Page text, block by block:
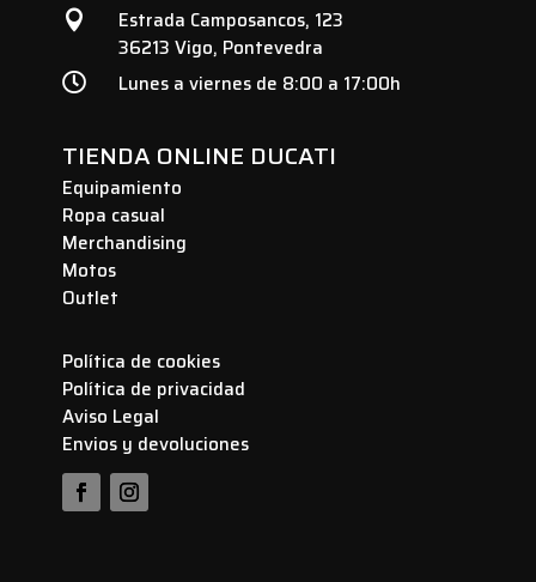

Estrada Camposancos, 123
36213 Vigo, Pontevedra
 Lunes a viernes de 8:00 a 17:00h
TIENDA ONLINE DUCATI
Equipamiento
Ropa casual
Merchandising
Motos
Outlet
Política de cookies
Política de privacidad
Aviso Legal
Envios y devoluciones